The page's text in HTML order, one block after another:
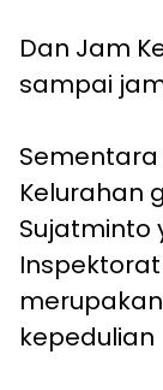
Dan Jam
sampai
Kelurahan
Sujatminto